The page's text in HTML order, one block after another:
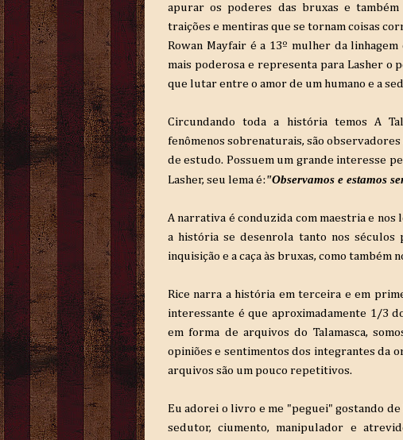
apurar os poderes das bruxas e também
traições e mentiras que se tornam coisas
Rowan Mayfairé a 13º mulher da linhagem
mais poderosa e representa para Lasher o
que lutar entre o amor de um humano e a
Circundando toda a história temos A
fenômenos sobrenaturais, são
de estudo. Possuem um grande interesse
Lasher, seu lema é:"Observamos e estamos
A narrativa é conduzida com maestriae nos
a história se desenrola tanto nos séculos
inquisição e a caça às bruxas, como também
Rice narra a história em terceira e em
interessante é que aproximadamente 1/3
em forma de arquivos do Talamasca,
opiniões e sentimentos dos integrantes da
arquivos são um pouco repetitivos.
Eu adorei o livro e me "peguei" gostando de
sedutor, ciumento, manipulador e